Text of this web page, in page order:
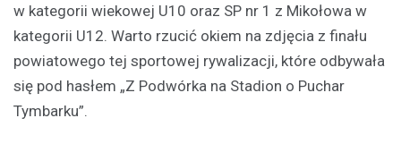
w kategorii wiekowej U10 oraz SP nr 1 z Mikołowa w
kategorii U12. Warto rzucić okiem na zdjęcia z finału
powiatowego tej sportowej rywalizacji, które odbywała
się pod hasłem „Z Podwórka na Stadion o Puchar
Tymbarku”.